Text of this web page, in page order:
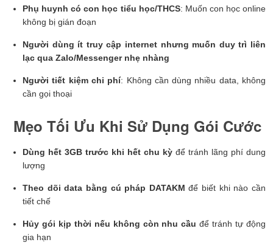
Phụ huynh có con học tiểu học/THCS: Muốn con học online
không bị gián đoạn
Người dùng ít truy cập internet nhưng muốn duy trì liên
lạc qua Zalo/Messenger nhẹ nhàng
Người tiết kiệm chi phí: Không cần dùng nhiều data, không
cần gọi thoại
Mẹo Tối Ưu Khi Sử Dụng Gói Cước
Dùng hết 3GB trước khi hết chu kỳ để tránh lãng phí dung
lượng
Theo dõi data bằng cú pháp DATAKM để biết khi nào cần
tiết chế
Hủy gói kịp thời nếu không còn nhu cầu để tránh tự động
gia hạn